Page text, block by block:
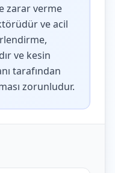
zarar verme
ve acil
ve kesin
tarafından
zorunludur.